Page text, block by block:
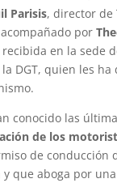
Parisis, director de
por
en la sede
DGT, quien les
conocido las
de los
de conducción
que aboga por